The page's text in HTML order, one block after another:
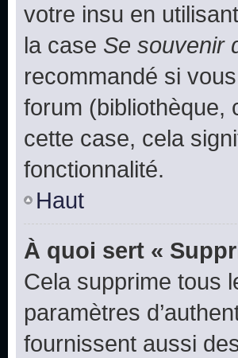
votre insu en
la case Se souvenir
recommandé si
forum (bibliothèque,
cette case, cela
fonctionnalité.
Haut
À quoi sert «
Cela supprime tous
paramètres
fournissent aussi